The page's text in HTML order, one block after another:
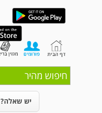
חיפוש מהיר
יש שאלה?